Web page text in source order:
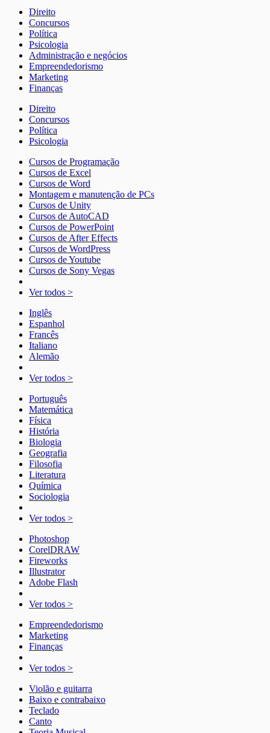
Direito
Concursos
Política
Psicologia
Administração e negócios
Empreendedorismo
Marketing
Finanças
Direito
Concursos
Política
Psicologia
Cursos de Programação
Cursos de Excel
Cursos de Word
Montagem e manutenção de PCs
Cursos de Unity
Cursos de AutoCAD
Cursos de PowerPoint
Cursos de After Effects
Cursos de WordPress
Cursos de Youtube
Cursos de Sony Vegas
Ver todos >
Inglês
Espanhol
Francês
Italiano
Alemão
Ver todos >
Português
Matemática
Física
História
Biologia
Geografia
Filosofia
Literatura
Química
Sociologia
Ver todos >
Photoshop
CorelDRAW
Fireworks
Illustrator
Adobe Flash
Ver todos >
Empreendedorismo
Marketing
Finanças
Ver todos >
Violão e guitarra
Baixo e contrabaixo
Teclado
Canto